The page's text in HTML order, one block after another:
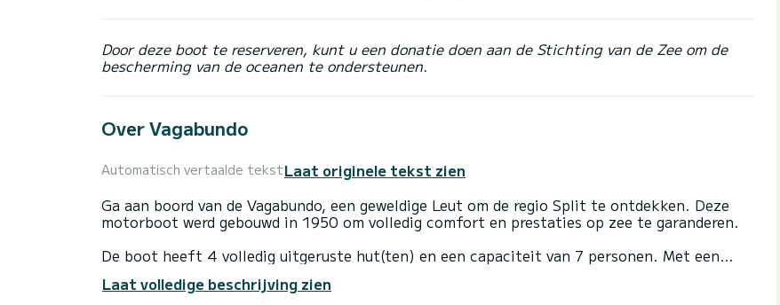
Door deze boot te reserveren, kunt u een donatie doen aan de Stichting van de Zee om de
bescherming van de oceanen te ondersteunen.
Over Vagabundo
Automatisch vertaalde tekstLaat originele tekst zien
Ga aan boord van de Vagabundo, een geweldige Leut om de regio Split te ontdekken. Deze
motorboot werd gebouwd in 1950 om volledig comfort en prestaties op zee te garanderen.
De boot heeft 4 volledig uitgeruste hut(ten) en een capaciteit van 7 personen. Met een
het water door te brengen in de omgeving van Split
Laat volledige beschrijving zien